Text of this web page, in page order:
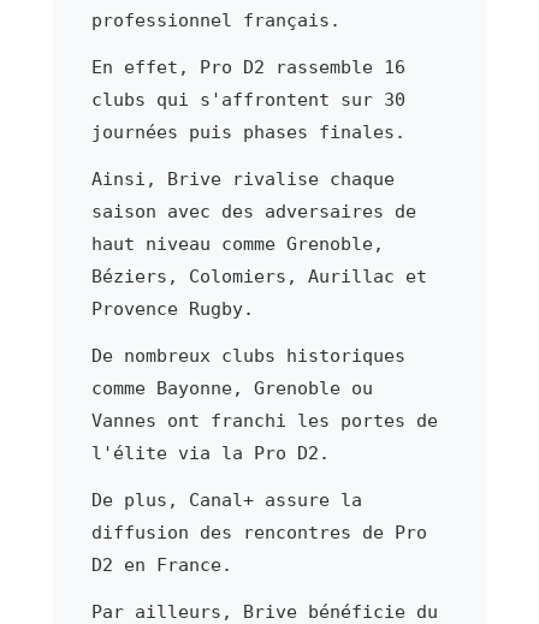
professionnel français.
En effet, Pro D2 rassemble 16
clubs qui s'affrontent sur 30
journées puis phases finales.
Ainsi, Brive rivalise chaque
saison avec des adversaires de
haut niveau comme Grenoble,
Béziers, Colomiers, Aurillac et
Provence Rugby.
De nombreux clubs historiques
comme Bayonne, Grenoble ou
Vannes ont franchi les portes de
l'élite via la Pro D2.
De plus, Canal+ assure la
diffusion des rencontres de Pro
D2 en France.
Par ailleurs, Brive bénéficie du